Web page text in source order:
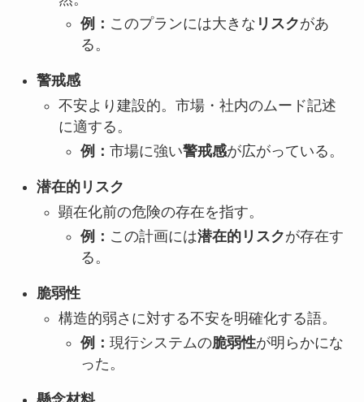
例： このプランには大きな リスクがあ
る。
警戒感
不安より建設的。市場・社内のムード記述
に適する。
例： 市場に強い警戒感が広がっている。
潜在的リスク
顕在化前の危険の存在を指す。
例： この計画には潜在的リスクが存在す
る。
脆弱性
構造的弱さに対する不安を明確化する語。
例： 現行システムの脆弱性が明らかにな
った。